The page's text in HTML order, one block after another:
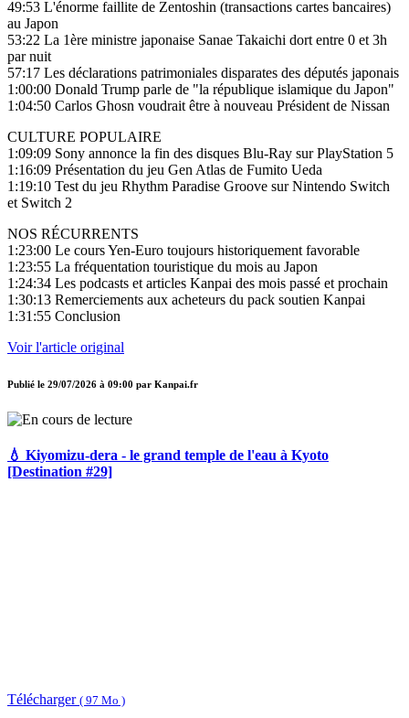
49:53 L'énorme faillite de Zentoshin (transactions cartes bancaires)
au Japon
53:22 La 1ère ministre japonaise Sanae Takaichi dort entre 0 et 3h
par nuit
57:17 Les déclarations patrimoniales disparates des députés japonais
1:00:00 Donald Trump parle de "la république islamique du Japon"
1:04:50 Carlos Ghosn voudrait être à nouveau Président de Nissan
CULTURE POPULAIRE
1:09:09 Sony annonce la fin des disques Blu-Ray sur PlayStation 5
1:16:09 Présentation du jeu Gen Atlas de Fumito Ueda
1:19:10 Test du jeu Rhythm Paradise Groove sur Nintendo Switch
et Switch 2
NOS RÉCURRENTS
1:23:00 Le cours Yen-Euro toujours historiquement favorable
1:23:55 La fréquentation touristique du mois au Japon
1:24:34 Les podcasts et articles Kanpai des mois passé et prochain
1:30:13 Remerciements aux acheteurs du pack soutien Kanpai
1:31:55 Conclusion
Voir l'article original
Publié le 29/07/2026 à 09:00 par Kanpai.fr
💧 Kiyomizu-dera - le grand temple de l'eau à Kyoto
[Destination #29]
Télécharger ( 97 Mo )